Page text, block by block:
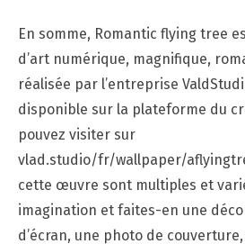
En somme, Romantic flying tree
d’art numérique, magnifique,
réalisée par l’entreprise
disponible sur la plateforme du
pouvez visiter sur
vlad.studio/fr/wallpaper/
cette œuvre sont multiples et
imagination et faites-en une
d’écran, une photo de